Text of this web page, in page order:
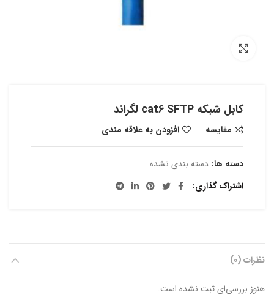
کابل شبکه cat6 SFTP لگراند
مقایسه افزودن به علاقه مندی
دسته ها: دسته بندی نشده
اشتراک گذاری
نظرات (0)
هنوز بررسی‌ای ثبت نشده است.